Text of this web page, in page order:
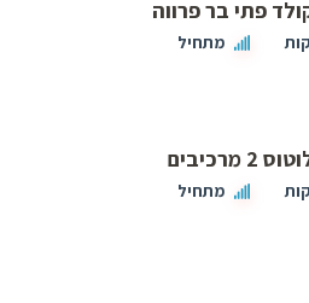
פתי בר פרווה
מתחיל
מרכיבים
מתחיל